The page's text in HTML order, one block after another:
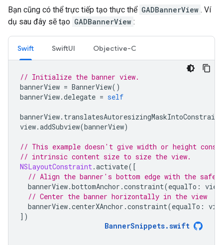
Bạn cũng có thể trực tiếp tạo thực thể GADBannerView . Ví
dụ sau đây sẽ tạo GADBannerView :
Swift SwiftUI Objective-C
// Initialize the banner view.
bannerView = BannerView()
bannerView.delegate = self
bannerView.
view.addSubview(bannerView)
// This example doesn't give width or height
// intrinsic content size to size the view.
NSLayoutConstraint.activate([
// Align the banner's bottom edge with the safe
bannerView.bottomAnchor .constraint(equalTo : view
// Center the banner horizontally in the view
bannerView.centerXAnchor .constraint(equalTo :
])
BannerSnippets.swift